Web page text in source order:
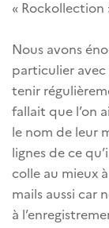
« Rockollection
Nous avons
particulier avec
tenir
fallait que l’on
le nom de leur
lignes de ce
colle au mieux
mails aussi car
à